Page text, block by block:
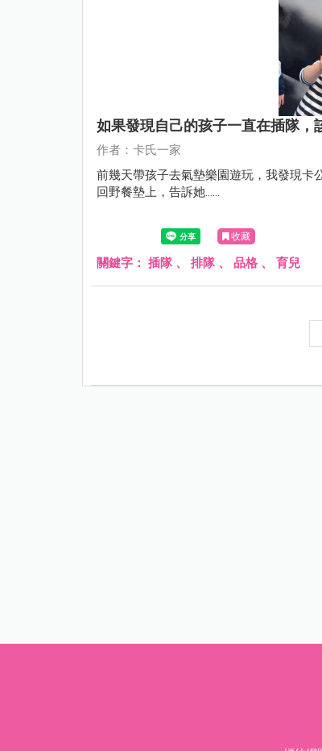
如果發現自己的孩子一直在插隊，
作者：卡氏一家
前幾天帶孩子去氣墊樂園遊玩，我發現卡
回野餐墊上，告訴她......
收藏
關鍵字： 插隊、 排隊、 品格 、 育兒